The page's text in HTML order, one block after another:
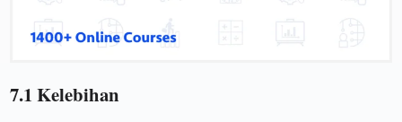
7.1 Kelebihan